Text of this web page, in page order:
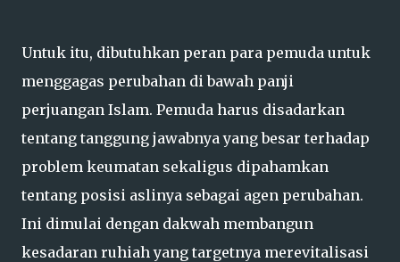
Untuk itu, dibutuhkan peran para pemuda untuk
menggagas perubahan di bawah panji
perjuangan Islam. Pemuda harus disadarkan
tentang tanggung jawabnya yang besar terhadap
problem keumatan sekaligus dipahamkan
tentang posisi aslinya sebagai agen perubahan.
Ini dimulai dengan dakwah membangun
kesadaran ruhiah yang targetnya merevitalisasi